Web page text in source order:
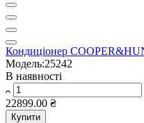
Кондиціонер
Модель:25242
В наявності
22899.00 ₴
Купити